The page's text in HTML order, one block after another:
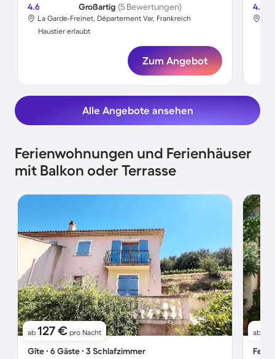
4.6 Großartig (5 Bewertungen)
La Garde-Freinet, Département Var, Frankreich
Haustier erlaubt
Zum Angebot
4.5
Alle Angebote ansehen
Ferienwohnungen und Ferienhäuser
mit Balkon oder Terrasse
ab 127 € pro Nacht
Gîte ∙ 6 Gäste ∙ 3 Schlafzimmer
ab